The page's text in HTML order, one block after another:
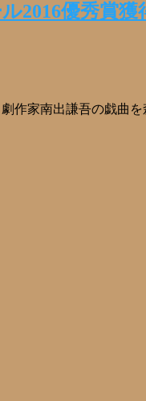
優秀賞獲
作家南出謙吾の戯曲